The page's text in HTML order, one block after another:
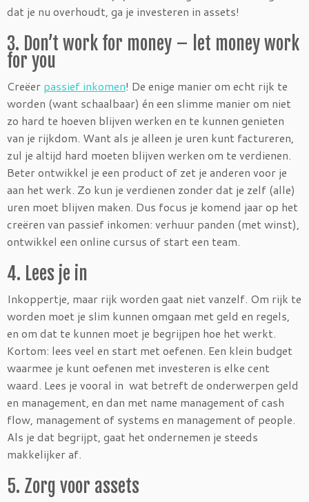
dat je nu overhoudt, ga je investeren in assets!
3. Don’t work for money – let money work
for you
Creëer passief inkomen! De enige manier om echt rijk te
worden (want schaalbaar) én een slimme manier om niet
zo hard te hoeven blijven werken en te kunnen genieten
van je rijkdom. Want als je alleen je uren kunt factureren,
zul je altijd hard moeten blijven werken om te verdienen.
Beter ontwikkel je een product of zet je anderen voor je
aan het werk. Zo kun je verdienen zonder dat je zelf (alle)
uren moet blijven maken. Dus focus je komend jaar op het
creëren van passief inkomen: verhuur panden (met winst),
ontwikkel een online cursus of start een team.
4. Lees je in
Inkoppertje, maar rijk worden gaat niet vanzelf. Om rijk te
worden moet je slim kunnen omgaan met geld en regels,
en om dat te kunnen moet je begrijpen hoe het werkt.
Kortom: lees veel en start met oefenen. Een klein budget
waarmee je kunt oefenen met investeren is elke cent
waard. Lees je vooral in wat betreft de onderwerpen geld
en management, en dan met name management of cash
flow, management of systems en management of people.
Als je dat begrijpt, gaat het ondernemen je steeds
makkelijker af.
5. Zorg voor assets